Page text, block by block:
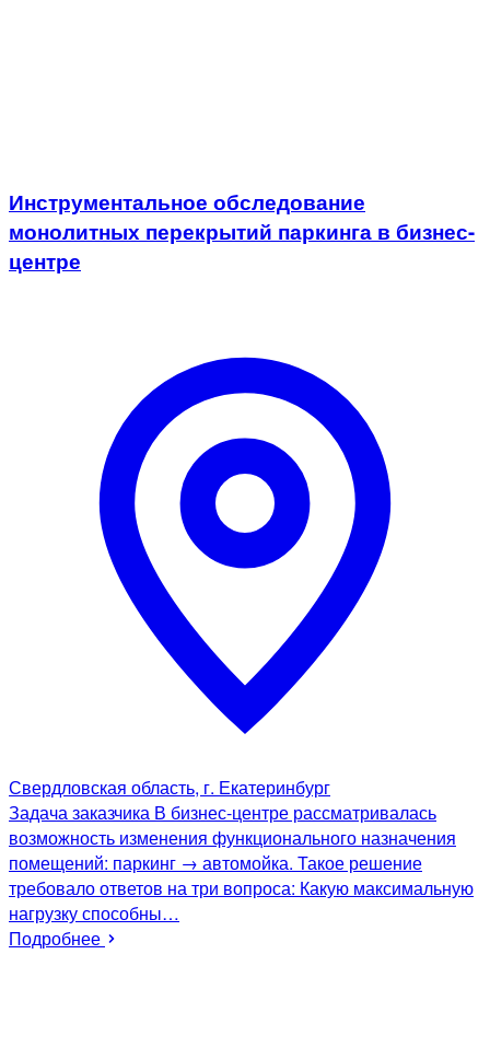
Инструментальное обследование
монолитных перекрытий паркинга в бизнес-
центре
Свердловская область, г. Екатеринбург
Задача заказчика В бизнес-центре рассматривалась
возможность изменения функционального назначения
помещений: паркинг → автомойка. Такое решение
требовало ответов на три вопроса: Какую максимальную
нагрузку способны…
Подробнее